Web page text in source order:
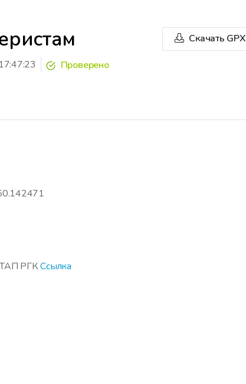
Проверено
Скачать GPX
ТАП РГКСсылка